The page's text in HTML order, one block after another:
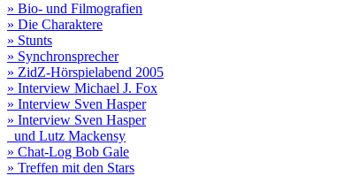
» Bio- und Filmografien
» Die Charaktere
» Stunts
» Synchronsprecher
» ZidZ-Hörspielabend 2005
» Interview Michael J. Fox
» Interview Sven Hasper
» Interview Sven Hasper
und Lutz Mackensy
» Chat-Log Bob Gale
» Treffen mit den Stars